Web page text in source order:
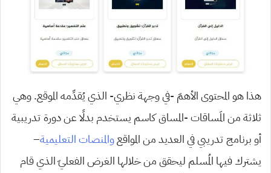
هذا هو المحتوى الأهمّ -في وجهة نظري- الذي يُقدِّمه الموقع. وهي
ثلاثة من المَساقات -المساق كاسم يستخدم بدلًا عن دورة تدريبية
أو برنامج تدريبي في العديد من المواقعوالمنصات التعليمية–
يشترك فيها المُسلم ليحقق من خلالها الغرض الفعليّ الذي قام